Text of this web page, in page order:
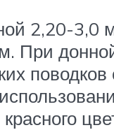
2,20-3,0
При